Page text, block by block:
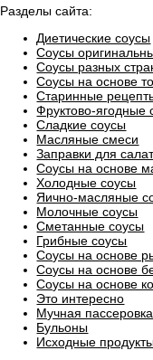
Разделы сайта:
Диетические соусы
Соусы
Соусы разных
Соусы на основе
Старинные
Фруктово-ягодные
Сладкие соусы
Масляные смеси
Заправки для
Соусы на основе
Холодные соусы
Яично-масляные
Молочные соусы
Сметанные соусы
Грибные соусы
Соусы на основе
Соусы на основе
Соусы на основе
Это интересно
Мучная пассеровка
Бульоны
Исходные